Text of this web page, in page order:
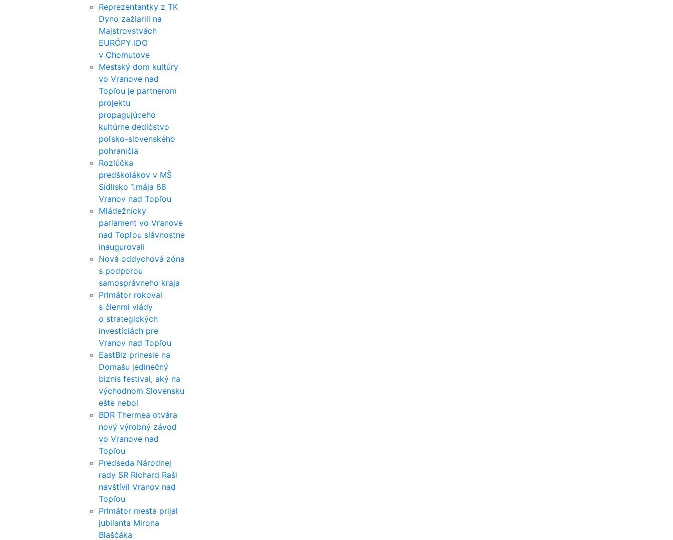
Reprezentantky z TK
Dyno zažiarili na
Majstrovstvách
EURÓPY IDO
v Chomutove
Mestský dom kultúry
vo Vranove nad
Topľou je partnerom
projektu
propagujúceho
kultúrne dedičstvo
poľsko-slovenského
pohraničia
Rozlúčka
predškolákov v MŠ
Sídlisko 1.mája 68
Vranov nad Topľou
Mládežnícky
parlament vo Vranove
nad Topľou slávnostne
inaugurovali
Nová oddychová zóna
s podporou
samosprávneho kraja
Primátor rokoval
s členmi vlády
o strategických
investíciách pre
Vranov nad Topľou
EastBiz prinesie na
Domašu jedinečný
biznis festival, aký na
východnom Slovensku
ešte nebol
BDR Thermea otvára
nový výrobný závod
vo Vranove nad
Topľou
Predseda Národnej
rady SR Richard Raši
navštívil Vranov nad
Topľou
Primátor mesta prijal
jubilanta Mirona
Blaščáka